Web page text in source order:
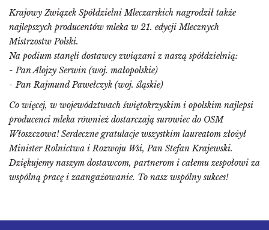
Krajowy Związek Spółdzielni Mleczarskich nagrodził także
najlepszych producentów mleka w 21. edycji Mlecznych
Mistrzostw Polski.
Na podium stanęli dostawcy związani z naszą spółdzielnią:
- Pan Alojzy Serwin (woj. małopolskie)
- Pan Rajmund Pawełczyk (woj. śląskie)
Co więcej, w województwach świętokrzyskim i opolskim najlepsi
producenci mleka również dostarczają surowiec do OSM
Włoszczowa! Serdeczne gratulacje wszystkim laureatom złożył
Minister Rolnictwa i Rozwoju Wsi, Pan Stefan Krajewski.
Dziękujemy naszym dostawcom, partnerom i całemu zespołowi za
wspólną pracę i zaangażowanie. To nasz wspólny sukces!